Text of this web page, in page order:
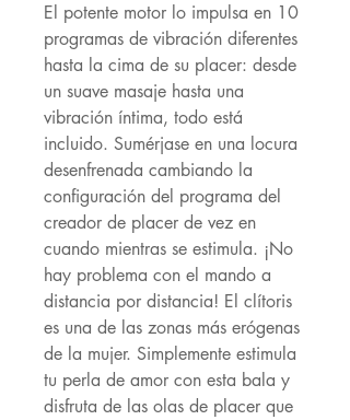
El potente motor lo impulsa en 10
programas de vibración diferentes
hasta la cima de su placer: desde
un suave masaje hasta una
vibración íntima, todo está
incluido. Sumérjase en una locura
desenfrenada cambiando la
configuración del programa del
creador de placer de vez en
cuando mientras se estimula. ¡No
hay problema con el mando a
distancia por distancia! El clítoris
es una de las zonas más erógenas
de la mujer. Simplemente estimula
tu perla de amor con esta bala y
disfruta de las olas de placer que